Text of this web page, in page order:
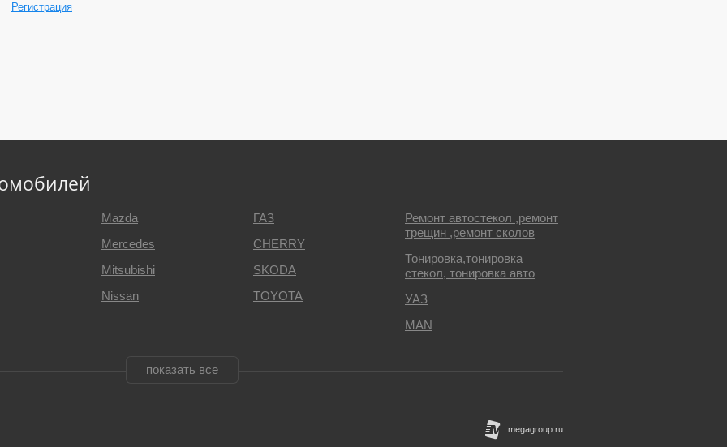
Регистрация
Mazda
Mercedes
Mitsubishi
Nissan
ГАЗ
CHERRY
SKODA
TOYOTA
Ремонт автостекол ,ремонт
трещин ,ремонт сколов
Тонировка,тонировка
стекол, тонировка авто
УАЗ
MAN
показать все